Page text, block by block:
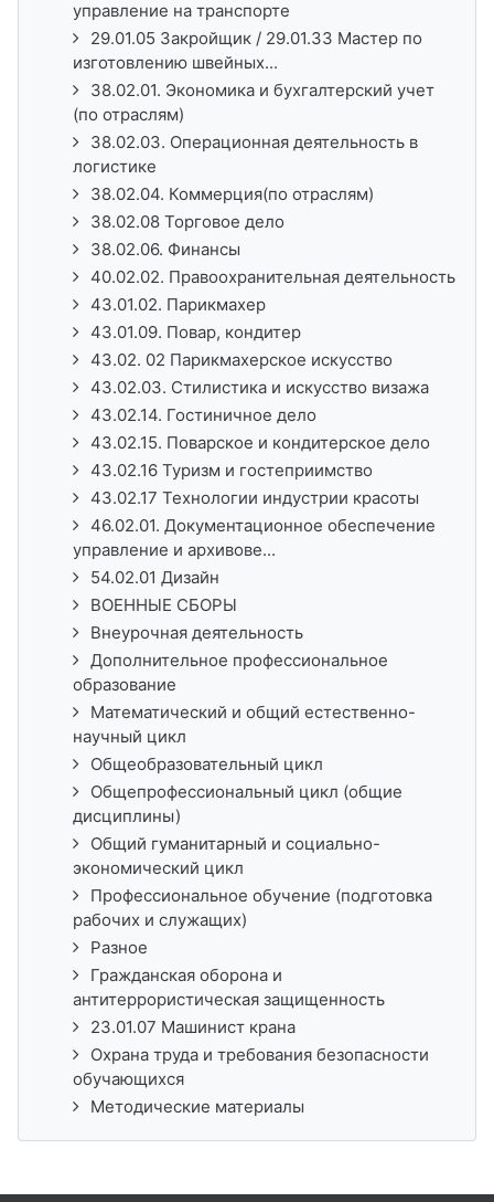
управление на транспорте
29.01.05 Закройщик / 29.01.33 Мастер по
изготовлению швейных...
38.02.01. Экономика и бухгалтерский учет
(по отраслям)
38.02.03. Операционная деятельность в
логистике
38.02.04. Коммерция(по отраслям)
38.02.08 Торговое дело
38.02.06. Финансы
40.02.02. Правоохранительная деятельность
43.01.02. Парикмахер
43.01.09. Повар, кондитер
43.02. 02 Парикмахерское искусство
43.02.03. Стилистика и искусство визажа
43.02.14. Гостиничное дело
43.02.15. Поварское и кондитерское дело
43.02.16 Туризм и гостеприимство
43.02.17 Технологии индустрии красоты
46.02.01. Документационное обеспечение
управление и архивове...
54.02.01 Дизайн
ВОЕННЫЕ СБОРЫ
Внеурочная деятельность
Дополнительное профессиональное
образование
Математический и общий естественно-
научный цикл
Общеобразовательный цикл
Общепрофессиональный цикл (общие
дисциплины)
Общий гуманитарный и социально-
экономический цикл
Профессиональное обучение (подготовка
рабочих и служащих)
Разное
Гражданская оборона и
антитеррористическая защищенность
23.01.07 Машинист крана
Охрана труда и требования безопасности
обучающихся
Методические материалы